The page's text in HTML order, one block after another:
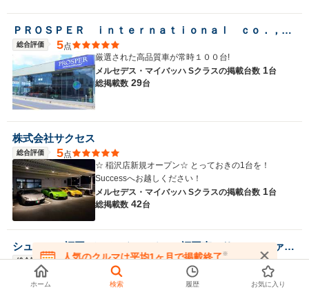
ＰＲＯＳＰＥＲ ｉｎｔｅｒｎａｔｉｏｎａｌ ｃｏ．，ｌｔｄ
総合評価 5点
厳選された高品質車が常時１００台!
メルセデス・マイバッハ Sクラスの掲載台数 1台
総掲載数 29台
株式会社サクセス
総合評価 5点
☆ 稲沢店新規オープン☆ とっておきの1台を！
Successへお越しください！
メルセデス・マイバッハ Sクラスの掲載台数 1台
総掲載数 42台
シュテルン福岡 メルセデス・ベンツ福岡東 サーティファイドカーセンター
総合評価 5点
メルセデス・ベンツで安心・感動、素敵な出会いをあ
なたと。
人気のクルマは平均1ヶ月で掲載終了※
在庫が無くなる前にお問い合わせください
ホーム 検索 履歴 お気に入り